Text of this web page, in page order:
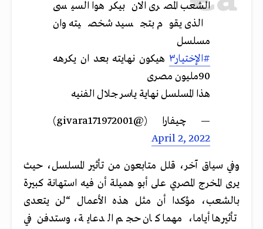
الشعب المصرى الان بيكرهوا السيسى
الذى يقوم بتجسيد شخصيته وان
مسلسل
#الإختيار٣
هيكون نهايته بعد ان يكرهه
90مليون مصرى
هذا المسلسل نهاية ياسر جلال الفنيه
— چيفارا (@givara171972001)
April 2, 2022
وفي سياق آخر، قلل متابعون من تأثير المسلسل، حيث
يرى المخرج المصري على أبو هميلة أن فيه استهانة كبيرة
بالشعب، مؤكدا أن مثل هذه الأعمال “لن يتعدى
تأثيرها أياما، مهما كان حجم الدعاية، وستدفن في